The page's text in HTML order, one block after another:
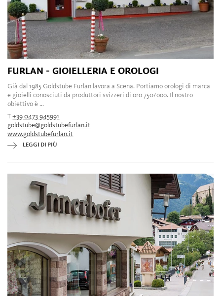
FURLAN - GIOIELLERIA E OROLOGI
Già dal 1985 Goldstube Furlan lavora a Scena. Portiamo orologi di marca
e gioielli conosciuti da produttori svizzeri di oro 750/ooo. Il nostro
obiettivo è ...
T+39 0473 945991
goldstube@goldstubefurlan.it
www.goldstubefurlan.it
LEGGI DI PIÙ